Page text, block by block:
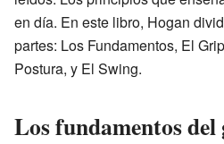
en día. En este libro, Hogan
partes: Los Fundamentos, El
Postura, y El Swing.
Los fundamentos